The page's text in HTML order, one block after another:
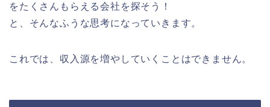
をたくさんもらえる会社を探そう！
と、そんなふうな思考になっていきます。
これでは、収入源を増やしていくことはできません。